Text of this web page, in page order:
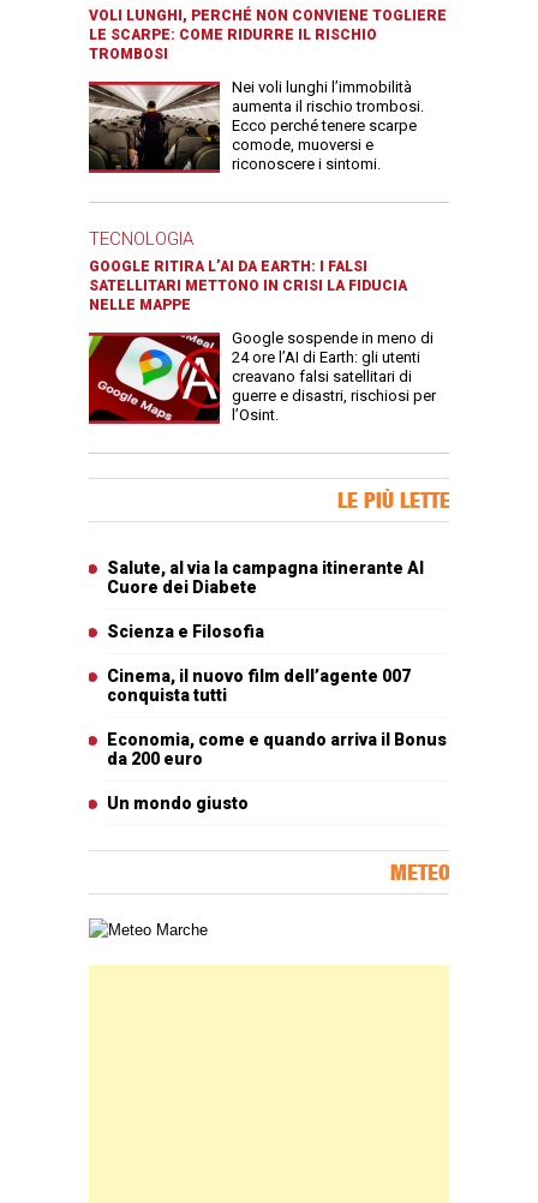
VOLI LUNGHI, PERCHÉ NON CONVIENE TOGLIERE
LE SCARPE: COME RIDURRE IL RISCHIO
TROMBOSI
Nei voli lunghi l’immobilità
aumenta il rischio trombosi.
Ecco perché tenere scarpe
comode, muoversi e
riconoscere i sintomi.
TECNOLOGIA
GOOGLE RITIRA L’AI DA EARTH: I FALSI
SATELLITARI METTONO IN CRISI LA FIDUCIA
NELLE MAPPE
Google sospende in meno di
24 ore l’AI di Earth: gli utenti
creavano falsi satellitari di
guerre e disastri, rischiosi per
l’Osint.
LE PIÙ LETTE
Salute, al via la campagna itinerante Al
Cuore dei Diabete
Scienza e Filosofia
Cinema, il nuovo film dell’agente 007
conquista tutti
Economia, come e quando arriva il Bonus
da 200 euro
Un mondo giusto
METEO
Carta meteorologica delle Marche